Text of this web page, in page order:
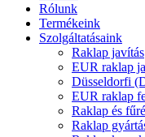
Rólunk
Termékeink
Szolgáltatásaink
Raklap javítás
EUR raklap
Düsseldorfi
EUR raklap
Raklap és
Raklap